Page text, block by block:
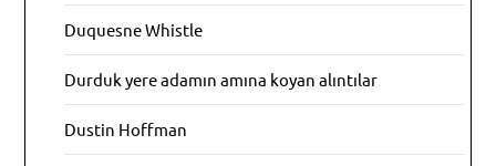
Duquesne Whistle
Durduk yere adamın amına koyan alıntılar
Dustin Hoffman